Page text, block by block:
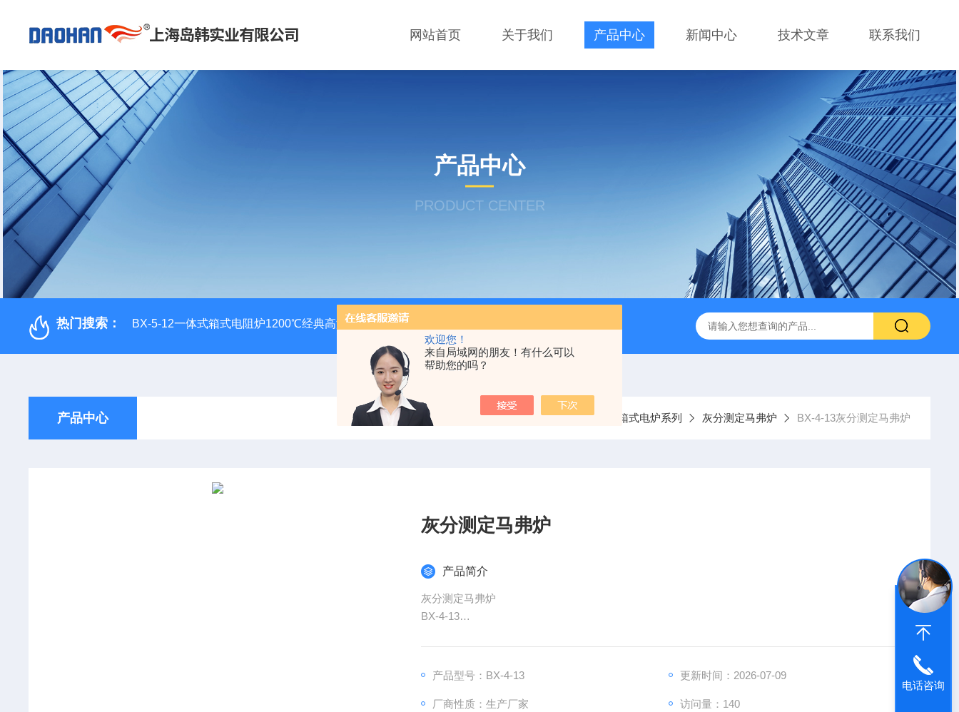
欢迎您！
来自局域网的朋友！有什么可以
帮助您的吗？
网站首页 关于我们 产品中心 新闻中心 技术文章 联系我们
产品中心
PRODUCT CENTER
热门搜索： BX-5-12一体式箱式电阻炉1200℃经典高温马弗炉 BX-12-12H灰分含量测定马弗炉1200度电炉灰分测定仪 GDJ6010高低温交变试验箱daohan冷热交变测试箱
产品中心 当前位置： 首页 产品中心 DAOHAN箱式电炉系列 灰分测定马弗炉 BX-4-13灰分测定马弗炉
灰分测定马弗炉
产品简介
灰分测定马弗炉
BX-4-13
3、控温精度± 1 ℃。
产品型号：BX-4-13 更新时间：2026-07-09
厂商性质：生产厂家 访问量：140
电话咨询